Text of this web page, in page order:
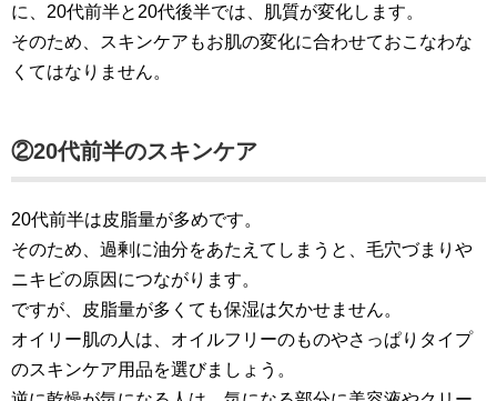
に、20代前半と20代後半では、肌質が変化します。
そのため、スキンケアもお肌の変化に合わせておこなわな
くてはなりません。
②20代前半のスキンケア
20代前半は皮脂量が多めです。
そのため、過剰に油分をあたえてしまうと、毛穴づまりや
ニキビの原因につながります。
ですが、皮脂量が多くても保湿は欠かせません。
オイリー肌の人は、オイルフリーのものやさっぱりタイプ
のスキンケア用品を選びましょう。